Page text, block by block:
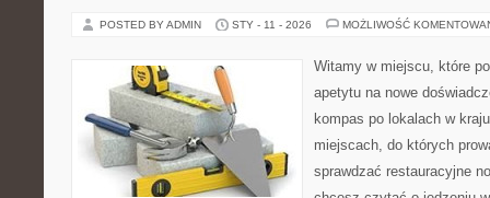
POSTED BY ADMIN STY - 11 - 2026 MOŻLIWOŚĆ
Witamy w miejscu, które
apetytu na nowe
kompas po lokalach w
miejscach, do których
sprawdzać restauracyjne